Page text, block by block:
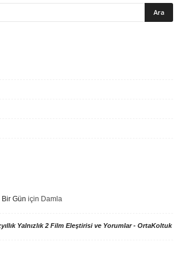
Gün için Damla
Yalnızlık 2 Film Eleştirisi ve Yorumlar - OrtaKoltuk